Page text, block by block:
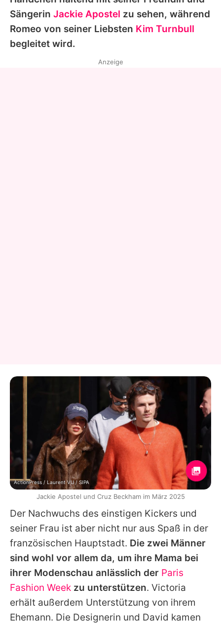
Nutzungsbedingungen
Sängerin Jackie Apostel zu sehen, während
Romeo von seiner Liebsten Kim Turnbull
begleitet wird.
Der Nachwuchs des einstigen Kickers und
seiner Frau ist aber nicht nur aus Spaß in der
französischen Hauptstadt. Die zwei Männer
sind wohl vor allem da, um ihre Mama bei
ihrer Modenschau anlässlich der Paris
Fashion Week zu unterstützen. Victoria
erhält außerdem Unterstützung von ihrem
Ehemann. Die Designerin und David kamen
Anzeige
ActionPress / Laurent VU / SIPA
Jackie Apostel und Cruz Beckham im März 2025